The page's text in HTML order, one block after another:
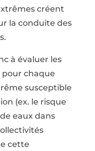
créent
la conduite des
à évaluer les
chaque
susceptible
(ex. le risque
eaux dans
cette